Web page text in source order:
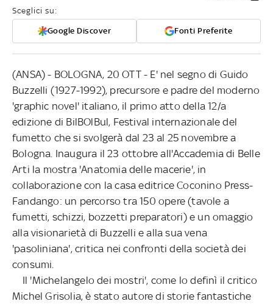
Sceglici su:
Google Discover Fonti Preferite
(ANSA) - BOLOGNA, 20 OTT - E' nel segno di Guido
Buzzelli (1927-1992), precursore e padre del moderno
'graphic novel' italiano, il primo atto della 12/a
edizione di BilBOlBul, Festival internazionale del
fumetto che si svolgerà dal 23 al 25 novembre a
Bologna. Inaugura il 23 ottobre all'Accademia di Belle
Arti la mostra 'Anatomia delle macerie', in
collaborazione con la casa editrice Coconino Press-
Fandango: un percorso tra 150 opere (tavole a
fumetti, schizzi, bozzetti preparatori) e un omaggio
alla visionarietà di Buzzelli e alla sua vena
'pasoliniana', critica nei confronti della società dei
consumi.
Il 'Michelangelo dei mostri', come lo definì il critico
Michel Grisolia, è stato autore di storie fantastiche